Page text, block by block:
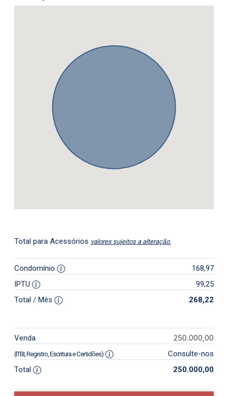
Total para Acessórios valores sujeitos a alteração.
Condomínio
168,97
IPTU
99,25
Total / Mês
268,22
Venda 250.000,00
(ITBI, Registro, Escritura e Certidões)
Consulte-nos
Total
250.000,00